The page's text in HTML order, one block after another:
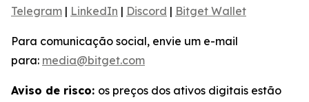
Telegram | LinkedIn | Discord | Bitget Wallet
Para comunicação social, envie um e-mail
para: media@bitget.com
Aviso de risco: os preços dos ativos digitais estão